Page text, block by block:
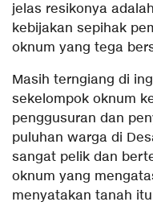
jelas resikonya
kebijakan sepihak
oknum yang tega
Masih terngiang di
sekelompok oknum
penggusuran dan
puluhan warga di
sangat pelik dan
oknum yang
menyatakan tanah